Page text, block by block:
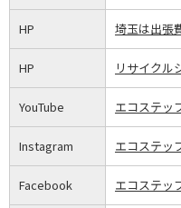
HP 埼玉は出張
HP リサイクル
YouTube エコステッ
Instagram エコステッ
Facebook エコステッ